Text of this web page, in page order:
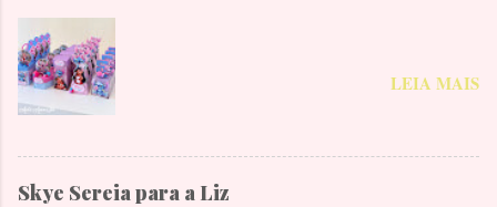
LEIA MAIS
Skye Sereia para a Liz